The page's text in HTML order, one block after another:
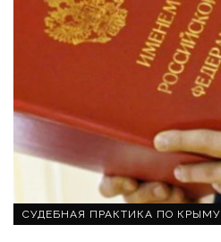
СУДЕБНАЯ ПРАКТИКА ПО КРЫМУ